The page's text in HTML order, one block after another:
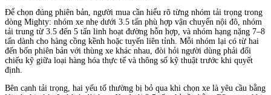
Để chọn đúng phiên bản, người mua cần hiểu rõ từng nhóm tải trọng trong
dòng Mighty: nhóm xe nhẹ dưới 3.5 tấn phù hợp vận chuyển nội đô, nhóm
tải trung từ 3.5 đến 5 tấn linh hoạt đường hỗn hợp, và nhóm hạng nặng 7–8
tấn dành cho hàng cồng kềnh hoặc tuyến liên tỉnh. Mỗi nhóm lại có từ hai
đến bốn phiên bản với thùng xe khác nhau, đòi hỏi người dùng phải đối
chiếu kỹ giữa loại hàng hóa thực tế và thông số kỹ thuật trước khi quyết
định.
Bên cạnh tải trọng, hai yếu tố thường bị bỏ qua khi chọn xe là yêu cầu bằng